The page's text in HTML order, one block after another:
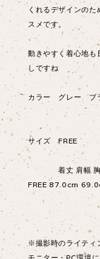
くれるデザインの
スメです。
動きやすく着心地も
しですね
カラー グレー ブ
サイズ FREE
着丈 肩幅 胸
FREE 87.0cm
※撮影時のライティ